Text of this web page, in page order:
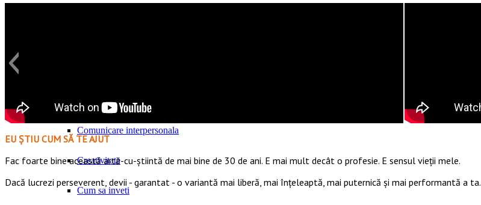
Psihologie pozitiva aplicata
Comunicare interpersonala
Creativitate
Cum sa inveti
EU ȘTIU CUM SĂ TE AJUT
Fac foarte bine această artă-cu-știintă de mai bine de 30 de ani. E mai mult decât o profesie. E sensul vieții mele.
Dacă lucrezi perseverent, devii - garantat - o variantă mai liberă, mai înțeleaptă, mai puternică și mai performantă a ta.